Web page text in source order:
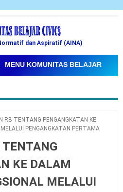
dan Aspiratif (AINA)
MENU KOMUNITAS BELAJAR
RB TENTANG PENGANGKATAN KE
PENGANGKATAN PERTAMA
KE DALAM
MELALUI